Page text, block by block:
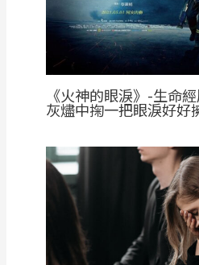
《火神的眼淚》-生命
灰燼中掬一把眼淚好好